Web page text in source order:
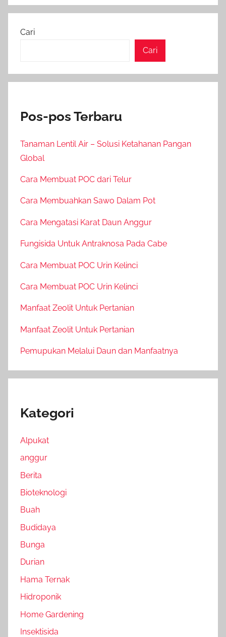
Cari
Cari
Pos-pos Terbaru
Tanaman Lentil Air – Solusi Ketahanan Pangan
Global
Cara Membuat POC dari Telur
Cara Membuahkan Sawo Dalam Pot
Cara Mengatasi Karat Daun Anggur
Fungisida Untuk Antraknosa Pada Cabe
Cara Membuat POC Urin Kelinci
Cara Membuat POC Urin Kelinci
Manfaat Zeolit Untuk Pertanian
Manfaat Zeolit Untuk Pertanian
Pemupukan Melalui Daun dan Manfaatnya
Kategori
Alpukat
anggur
Berita
Bioteknologi
Buah
Budidaya
Bunga
Durian
Hama Ternak
Hidroponik
Home Gardening
Insektisida